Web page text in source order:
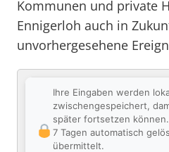
Kommunen und private
Ennigerloh auch in
unvorhergesehene
Ihre Eingaben werden
zwischengespeichert,
später fortsetzen
7 Tagen automatisch
übermittelt.